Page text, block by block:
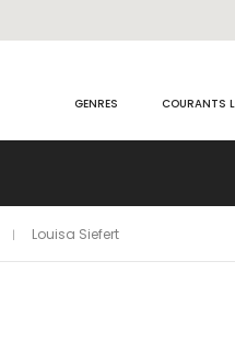
GENRES COURANTS
Louisa Siefert